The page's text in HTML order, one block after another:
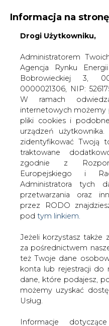
KONTAKT:
WYDAWCA PORTALU:
WYSOKI KONTRAST
WŁĄCZ
Informacja na stronę
Drogi Użytkowniku,
Administratorem
Agencja Rynku
Bobrowieckiej 3,
0000021306, NIP:
W ramach
internetowych możemy
pliki cookies i
urządzeń
zidentyfikować Twoją
traktowane
zgodnie z
Europejskiego i
Administratora tych
przetwarzania oraz
przez RODO
pod tym linkiem.
Jeżeli korzystasz także
za pośrednictwem
też Twoje dane
konta lub rejestracji do
dane, które podajesz,
możemy uzyskać
Usług.
Informacje
Strona główna
ZIELONA
Konsultacje społeczne
porozumienia w sprawie